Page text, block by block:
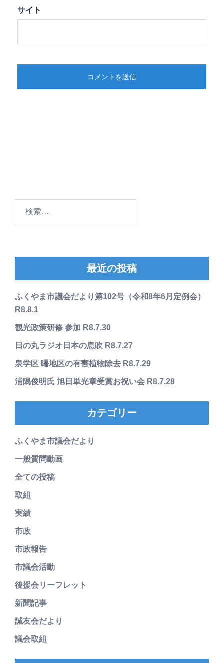
サイト
最近の投稿
ふくやま市議会だより第102号（令和8年6月定例会）
R8.8.1
観光政策研修 参加 R8.7.30
日の丸ラジオ日本の息吹 R8.7.27
泉学区 曙地区の有害植物除去 R8.7.29
浦隅俊明氏 旭日単光章受賞お祝い会 R8.7.28
カテゴリー
ふくやま市議会だより
一般質問動画
全ての投稿
取組
実績
市政
市政報告
市議会活動
後援会リーフレット
新聞記事
誠友会だより
議会取組